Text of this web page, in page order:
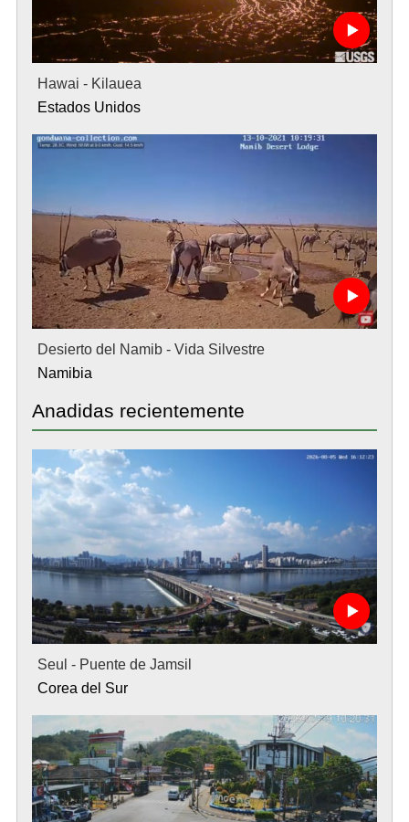
Hawai - Kilauea
Estados Unidos
Desierto del Namib - Vida Silvestre
Namibia
Anadidas recientemente
Seul - Puente de Jamsil
Corea del Sur